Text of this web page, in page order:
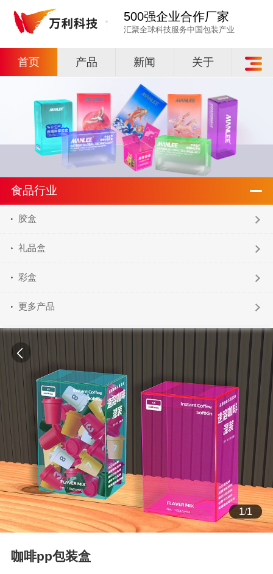
500强企业合作厂家
汇聚全球科技服务中国包装产业
首页 产品 新闻 关于
食品行业
胶盒
礼品盒
彩盒
更多产品
1/1
咖啡pp包装盒